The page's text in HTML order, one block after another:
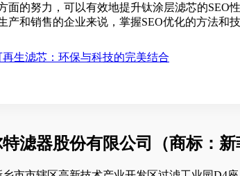
面的努力，可以有效地提升钛涂层滤芯的SEO
产和销售的企业来说，掌握SEO优化的方法和
再生滤芯：环保与科技的完美结合
滤器股份有限公司（商标：新